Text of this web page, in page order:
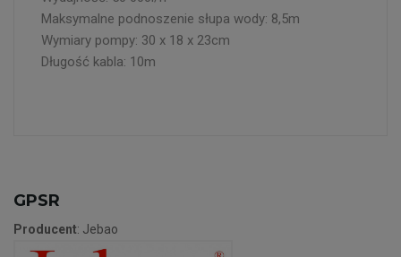
Maksymalne podnoszenie słupa wody: 8,5m
Wymiary pompy: 30 x 18 x 23cm
Długość kabla: 10m
GPSR
Producent: Jebao